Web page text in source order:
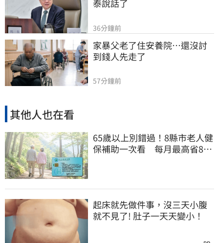
泰說話了
36分鐘前
家暴父老了住安養院…還沒討
到錢人先走了
57分鐘前
其他人也在看
65歲以上別錯過！8縣市老人健
保補助一次看 每月最高省826
起床就先做件事，沒三天小腹
就不見了! 肚子一天天變小！